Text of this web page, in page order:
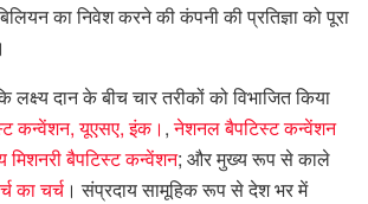
का निवेश करने की कंपनी की प्रतिज्ञा को पूरा
लक्ष्य दान के बीच चार तरीकों को विभाजित किया
कन्वेंशन, यूएसए, इंक। ,नेशनल बैपटिस्ट कन्वेंशन
मिशनरी बैपटिस्ट कन्वेंशन; और मुख्य रूप से काले
का चर्च । संप्रदाय सामूहिक रूप से देश भर में